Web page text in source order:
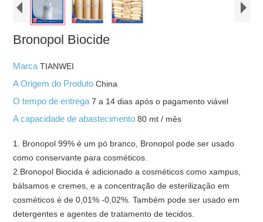
Bronopol Biocide
MarcaTIANWEI
A Origem do ProdutoChina
O tempo de entrega7 a 14 dias após o pagamento viável
A capacidade de abastecimento80 mt / mês
1. Bronopol 99% é um pó branco, Bronopol pode ser usado
como conservante para cosméticos.
2.Bronopol Biocida é adicionado a cosméticos como xampus,
bálsamos e cremes, e a concentração de esterilização em
cosméticos é de 0,01% -0,02%. Também pode ser usado em
detergentes e agentes de tratamento de tecidos.